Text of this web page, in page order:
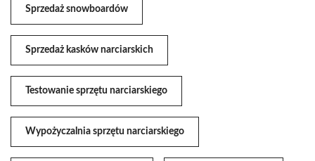
Sprzedaż snowboardów
Sprzedaż kasków narciarskich
Testowanie sprzętu narciarskiego
Wypożyczalnia sprzętu narciarskiego